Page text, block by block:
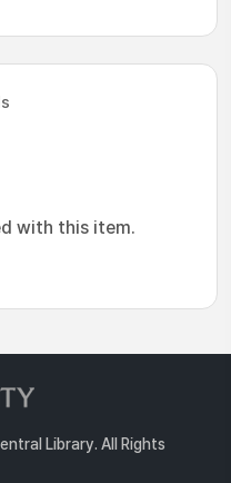
with this item.
Library. All Rights